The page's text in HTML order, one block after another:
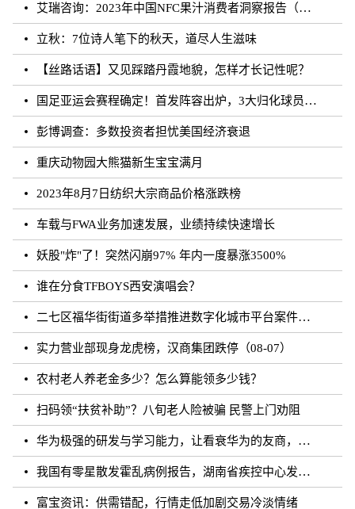
艾瑞咨询：2023年中国NFC果汁消费者洞察报告（附下载）
立秋：7位诗人笔下的秋天，道尽人生滋味
【丝路话语】又见踩踏丹霞地貌，怎样才长记性呢？
国足亚运会赛程确定！首发阵容出炉，3大归化球员领衔，CCTV直播
彭博调查：多数投资者担忧美国经济衰退
重庆动物园大熊猫新生宝宝满月
2023年8月7日纺织大宗商品价格涨跌榜
车载与FWA业务加速发展，业绩持续快速增长
妖股"炸"了！突然闪崩97% 年内一度暴涨3500%
谁在分食TFBOYS西安演唱会？
二七区福华街街道多举措推进数字化城市平台案件处理工作
实力营业部现身龙虎榜，汉商集团跌停（08-07）
农村老人养老金多少？怎么算能领多少钱？
扫码领“扶贫补助”？八旬老人险被骗 民警上门劝阻
华为极强的研发与学习能力，让看衰华为的友商，最终多被历史毒打了
我国有零星散发霍乱病例报告，湖南省疾控中心发布相关健康提醒
富宝资讯：供需错配，行情走低加剧交易冷淡情绪